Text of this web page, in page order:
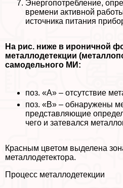
Энергопотрeбление,
времени активной
источника питания
На рис. ниже в ироничной
металлодетекции
самодельного МИ:
поз. «А» – отсутствие
поз. «В» – обнаружены
представляющие
чего и затевался
Красным цветом выделена
металлодетектора.
Процесс металлодетекции